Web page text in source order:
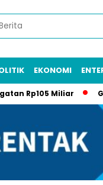
EKONOMI
Miliar Gawat